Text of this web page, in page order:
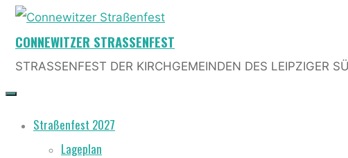
Skip
content
CONNEWITZER STRASSENFEST
STRASSENFEST DER KIRCHGEMEINDEN DES LEIPZIGER
Straßenfest 2027
Lageplan